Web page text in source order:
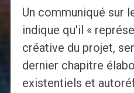
Un communiqué sur
indique qu'il «
créative du projet,
dernier chapitre
existentiels et